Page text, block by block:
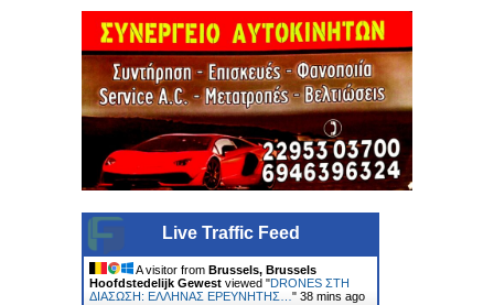
Live Traffic Feed
A visitor from Brussels, Brussels
Hoofdstedelijk Gewest viewed "DRONES ΣΤΗ
ΔΙΑΣΩΣΗ: ΕΛΛΗΝΑΣ ΕΡΕΥΝΗΤΗΣ… " 39 mins ago